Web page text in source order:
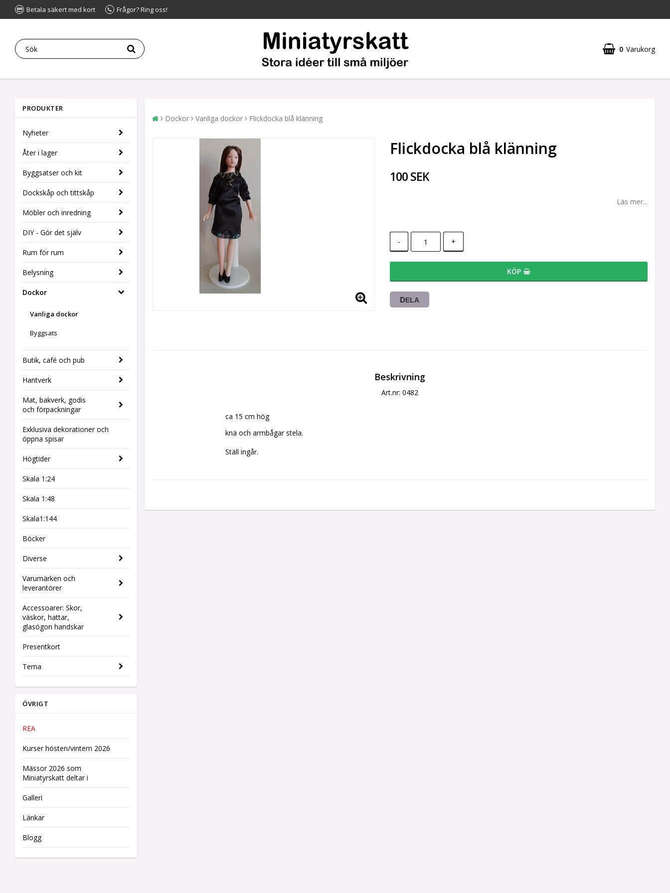
Betala säkert med kort Frågor? Ring oss!
0 Varukorg
PRODUKTER
Nyheter
Åter i lager
Byggsatser och kit
Dockskåp och tittskåp
Möbler och inredning
DIY - Gör det själv
Rum för rum
Belysning
Dockor
Vanliga dockor
Byggsats
Butik, café och pub
Hantverk
Mat, bakverk, godis
och förpackningar
Exklusiva dekorationer och
öppna spisar
Högtider
Skala 1:24
Skala 1:48
Skala1:144
Böcker
Diverse
Varumärken och
leverantörer
Accessoarer: Skor,
väskor, hattar,
glasögon handskar
Presentkort
Tema
ÖVRIGT
REA
Kurser hösten/vintern 2026
Mässor 2026 som
Miniatyrskatt deltar i
Galleri
Länkar
Blogg
Dockor Vanliga dockor Flickdocka blå klänning
Flickdocka blå klänning
100 SEK
Läs mer...
- +
KÖP
DELA
Beskrivning
Art.nr: 0482
ca 15 cm hög
knä och armbågar stela.
Ställ ingår.